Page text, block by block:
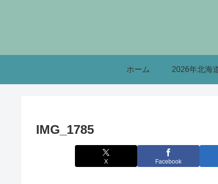
ホーム 2026年北海
IMG_1785
X Facebook